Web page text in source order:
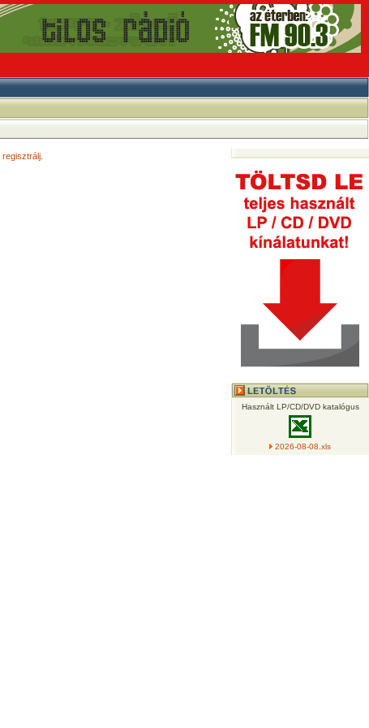
regisztrálj.
Használt LP/CD/DVD katalógus
2026-08-08.xls